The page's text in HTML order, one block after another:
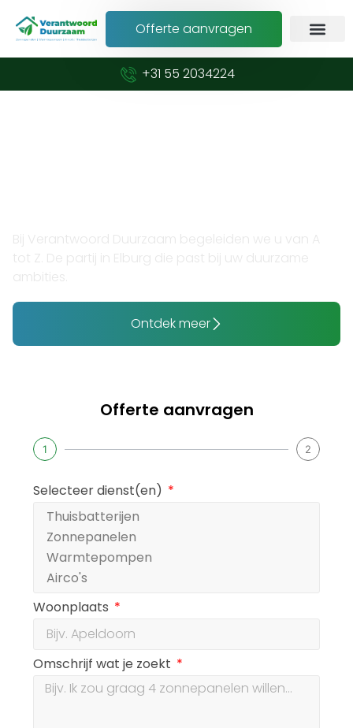
Offerte aanvragen
+31 55 2034224
Bij Verantwoord Duurzaam begeleiden we u van A
tot Z. De partij in Elburg die past bij uw duurzame
ambities.
Ontdek meer
Offerte aanvragen
1 2
Selecteer dienst(en)
Woonplaats
Omschrijf wat je zoekt